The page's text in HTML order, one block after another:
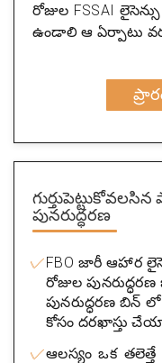
రోజుల FSSAI
ఉండాలి ఆ ఏర్పాటు
పునరుద్ధరణ
FBO జారీ ఆహార
రోజుల
పునరుద్ధరణ బిన్ లో
కోసం దరఖాస్తు
ఆలస్యం ఒక